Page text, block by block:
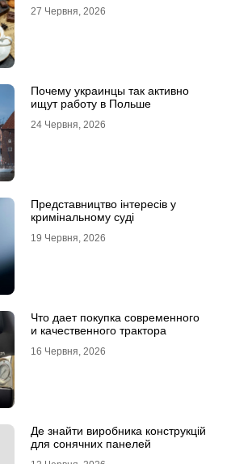
27 Червня, 2026
Почему украинцы так активно
ищут работу в Польше
24 Червня, 2026
Представництво інтересів у
кримінальному суді
19 Червня, 2026
Что дает покупка современного
и качественного трактора
16 Червня, 2026
Де знайти виробника конструкцій
для сонячних панелей